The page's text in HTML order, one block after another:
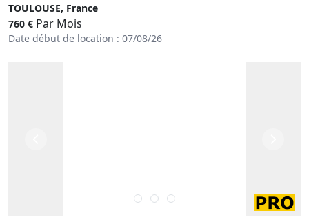
TOULOUSE, France
760 € Par Mois
Date début de location : 07/08/26